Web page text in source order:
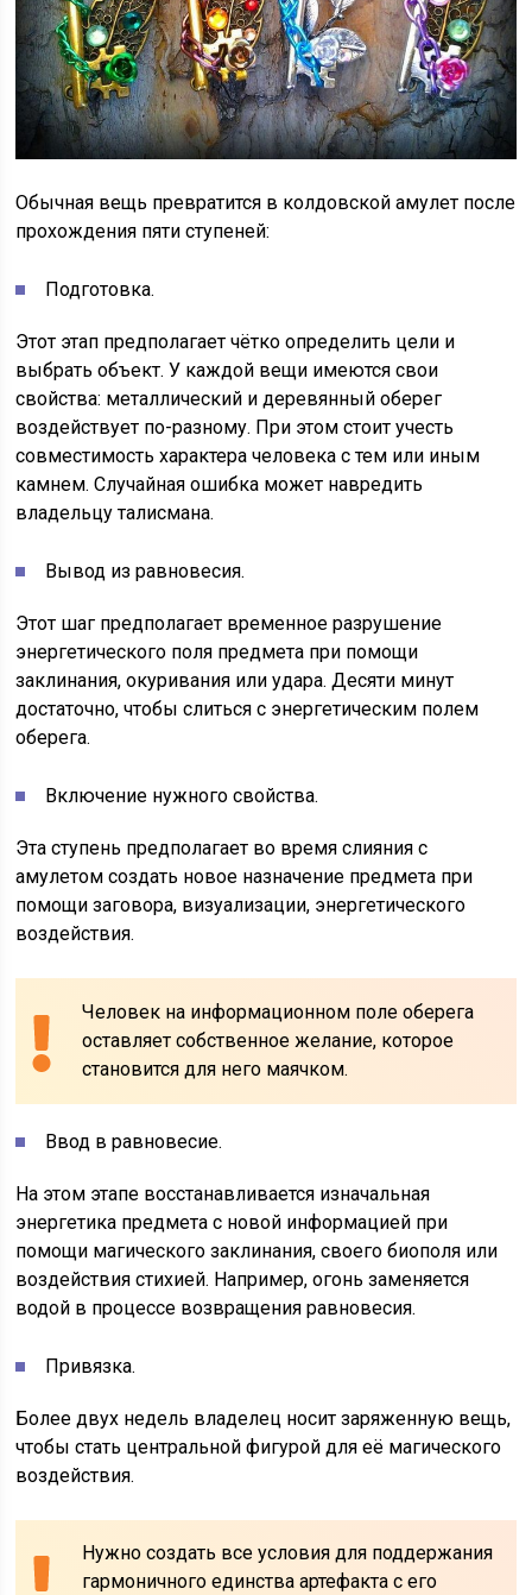
Обычная вещь превратится в колдовской амулет после
прохождения пяти ступеней:
Подготовка.
Этот этап предполагает чётко определить цели и
выбрать объект. У каждой вещи имеются свои
свойства: металлический и деревянный оберег
воздействует по-разному. При этом стоит учесть
совместимость характера человека с тем или иным
камнем. Случайная ошибка может навредить
владельцу талисмана.
Вывод из равновесия.
Этот шаг предполагает временное разрушение
энергетического поля предмета при помощи
заклинания, окуривания или удара. Десяти минут
достаточно, чтобы слиться с энергетическим полем
оберега.
Включение нужного свойства.
Эта ступень предполагает во время слияния с
амулетом создать новое назначение предмета при
помощи заговора, визуализации, энергетического
воздействия.
Человек на информационном поле оберега
оставляет собственное желание, которое
становится для него маячком.
Ввод в равновесие.
На этом этапе восстанавливается изначальная
энергетика предмета с новой информацией при
помощи магического заклинания, своего биополя или
воздействия стихией. Например, огонь заменяется
водой в процессе возвращения равновесия.
Привязка.
Более двух недель владелец носит заряженную вещь,
чтобы стать центральной фигурой для её магического
воздействия.
Нужно создать все условия для поддержания
гармоничного единства артефакта с его